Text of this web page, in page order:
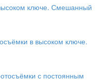
ключе. Смешанный
в высоком ключе.
с постоянным